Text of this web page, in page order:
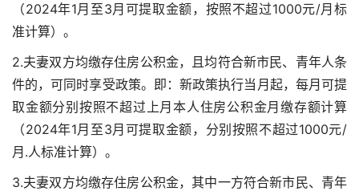
（2024年1月至3月可提取金额，按照不超过1000元/月标
准计算）。
2.夫妻双方均缴存住房公积金，且均符合新市民、青年人条
件的，可同时享受政策。即：新政策执行当月起，每月可提
取金额分别按照不超过上月本人住房公积金月缴存额计算
（2024年1月至3月可提取金额，分别按照不超过1000元/
月.人标准计算）。
3.夫妻双方均缴存住房公积金，其中一方符合新市民、青年